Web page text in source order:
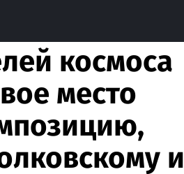
космоса
место
и